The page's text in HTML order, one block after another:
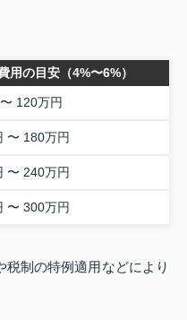
用の目安（4%〜6%）
120万円
〜 180万円
〜 240万円
〜 300万円
制の特例適用などにより